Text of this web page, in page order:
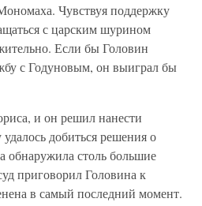
Чувствуя поддержку
с царским шурином
Если бы Головин
с Годуновым, он выиграл бы
и он решил нанести
добиться решения о
обнаружила столь большие
приговорил Головина к
в самый последний момент.